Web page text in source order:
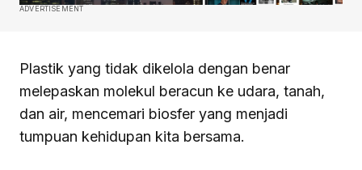
ADVERTISEMENT
Plastik yang tidak dikelola dengan benar
melepaskan molekul beracun ke udara, tanah,
dan air, mencemari biosfer yang menjadi
tumpuan kehidupan kita bersama.